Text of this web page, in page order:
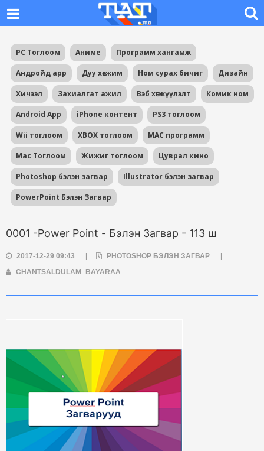
PC Тоглоом Аниме Программ хангамж
Андройд app Дуу хөгжим Ном сурах бичиг Дизайн
Хичээл Захиалгат ажил Вэб хөгжүүлэлт Комик ном
Android App iPhone контент PS3 тоглоом
Wii тоглоом XBOX тоглоом MAC программ
Mac Тоглоом Жижиг тоглоом Цуврал кино
Photoshop бэлэн загвар Illustrator бэлэн загвар
PowerPoint Бэлэн Загвар
0001 -Power Point - Бэлэн Загвар - 113 ш
2017-12-29 09:43 PHOTOSHOP БЭЛЭН ЗАГВАР
CHANTSALDULAM_BAYARAA